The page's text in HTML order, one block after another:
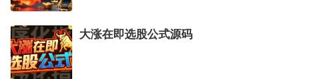
大涨在即选股公式源码